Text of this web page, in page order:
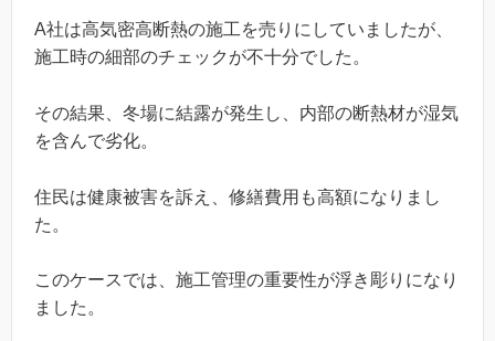
A社は高気密高断熱の施工を売りにしていましたが、
施工時の細部のチェックが不十分でした。
その結果、冬場に結露が発生し、内部の断熱材が湿気
を含んで劣化。
住民は健康被害を訴え、修繕費用も高額になりまし
た。
このケースでは、施工管理の重要性が浮き彫りになり
ました。